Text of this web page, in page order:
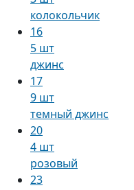
колокольчик
16
5 шт
джинс
17
9 шт
темный джинс
20
4 шт
розовый
23